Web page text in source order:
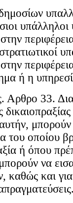
υπάλληλοι
ή η
Αρθρο 33.
μπορούν
του οποίου
ή όπου
να
καθώς και